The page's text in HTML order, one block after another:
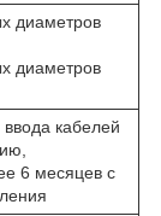
диаметров
диаметров
кабелей
6 месяцев с